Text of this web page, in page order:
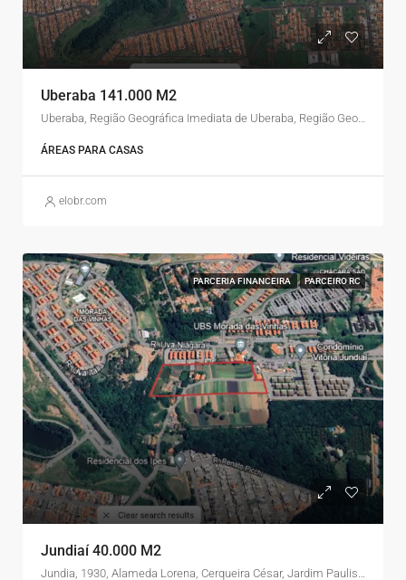
Uberaba 141.000 M2
Uberaba, Região Geográfica Imediata de Uberaba, Região Geográfica Intermediária de Uberaba, Minas Gerais, Região Sudeste, Brasil
ÁREAS PARA CASAS
elobr.com
PARCERIA FINANCEIRA PARCEIRO RC
Jundiaí 40.000 M2